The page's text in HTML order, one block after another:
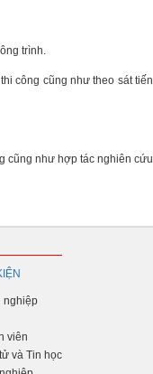
trình.
công cũng như theo sát tiến
cũng như hợp tác nghiên cứu
nghiệp
viên
và Tin học